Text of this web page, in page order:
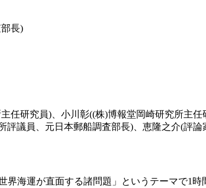
長)
任研究員)、小川彰((株)博報堂岡崎研究所主
議員、元日本郵船調査部長)、恵隆之介(評
海運が直面する諸問題」というテーマで1